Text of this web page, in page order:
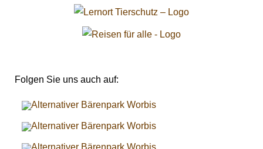
Folgen Sie uns auch auf: